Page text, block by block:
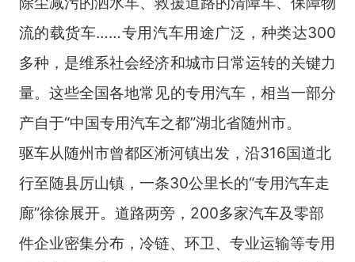
流的载货车……专用汽车用途广泛，种类达300
多种，是维系社会经济和城市日常运转的关键力
量。这些全国各地常见的专用汽车，相当一部分
产自于“中国专用汽车之都”湖北省随州市。
驱车从随州市曾都区淅河镇出发，沿316国道北
行至随县厉山镇，一条30公里长的“专用汽车走
廊”徐徐展开。道路两旁，200多家汽车及零部
件企业密集分布，冷链、环卫、专业运输等专用